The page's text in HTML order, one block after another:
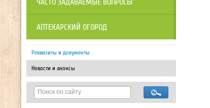
ЧАСТО ЗАДАВАЕМЫЕ ВОПРОСЫ
АПТЕКАРСКИЙ ОГОРОД
Реквизиты и документы
Новости и анонсы